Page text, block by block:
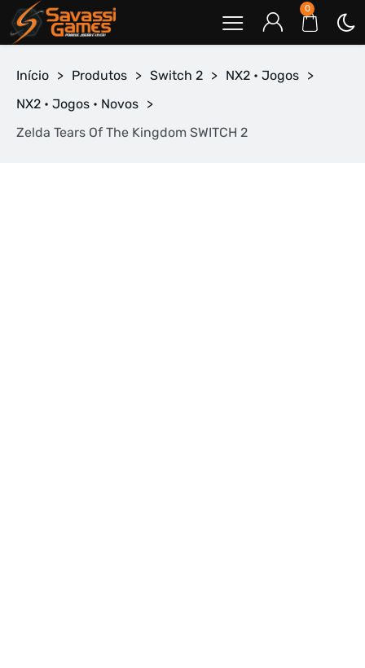
0
Início > Produtos > Switch 2 > NX2 • Jogos >
NX2 • Jogos • Novos >
Zelda Tears Of The Kingdom SWITCH 2